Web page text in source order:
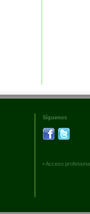
Síguenos
•Acceso profesional